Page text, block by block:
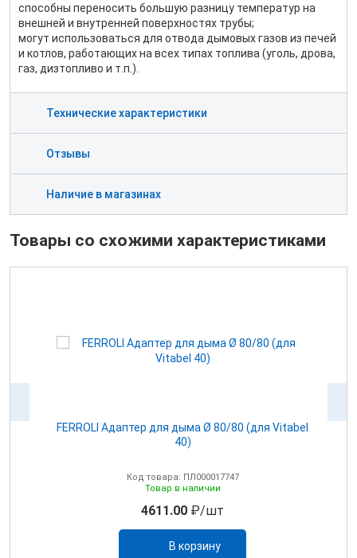
способны переносить большую разницу температур на
внешней и внутренней поверхностях трубы;
могут использоваться для отвода дымовых газов из печей
и котлов, работающих на всех типах топлива (уголь, дрова,
газ, дизтопливо и т.п.).
Технические характеристики
Отзывы
Наличие в магазинах
Товары со схожими характеристиками
FERROLI Адаптер для дыма Ø 80/80 (для Vitabel
40)
Код товара: ПЛ000017747
Товар в наличии
4611.00 ₽/шт
В корзину